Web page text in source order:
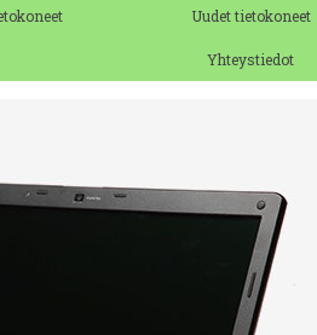
Uudet tietokoneet
Yhteystiedot